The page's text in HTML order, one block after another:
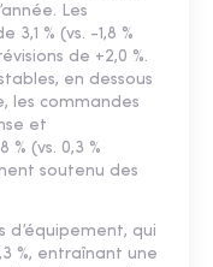
Les
% (vs. -1,8 %
de +2,0 %.
en dessous
les commandes
et
(vs. 0,3 %
soutenu des
d’équipement, qui
%, entraînant une